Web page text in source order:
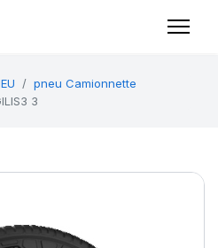
pneu Camionnette
3